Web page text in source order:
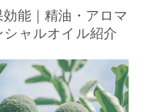
能｜精油・アロマ
ャルオイル紹介